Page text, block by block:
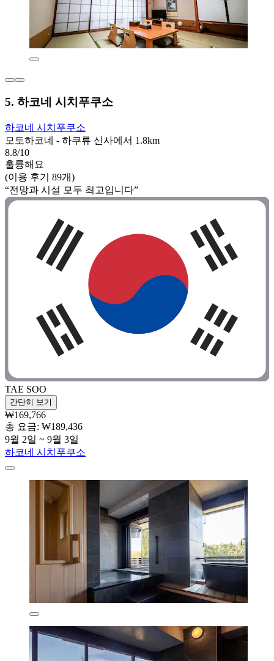
5. 하코네 시치푸쿠소
하코네 시치푸쿠소
모토하코네 - 하쿠류 신사에서 1.8km
8.8/10
훌륭해요
(이용 후기 89개)
“전망과 시설 모두 최고입니다”
TAE SOO
간단히 보기
₩169,766
총 요금: ₩189,436
9월 2일 ~ 9월 3일
하코네 시치푸쿠소